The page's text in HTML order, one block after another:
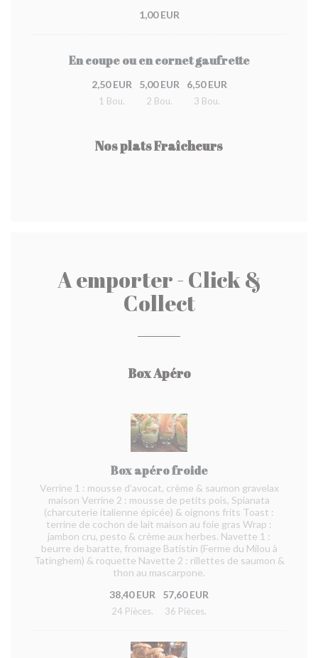
1,00 EUR
En coupe ou en cornet gaufrette
2,50 EUR
1 Bou.
5,00 EUR
2 Bou.
6,50 EUR
3 Bou.
Nos plats Fraîcheurs
A emporter - Click &
Collect
Box Apéro
Box apéro froide
Verrine 1 : mousse d'avocat, crème & saumon gravelax
maison Verrine 2 : mousse de petits pois, Spianata
(charcuterie italienne épicée) & oignons frits Toast :
terrine de cochon de lait maison au foie gras Wrap :
jambon cru, pesto & crème aux herbes. Navette 1 :
beurre de baratte, fromage Batistin (Ferme du Milou à
Tatinghem) & roquette Navette 2 : rillettes de saumon &
thon au mascarpone.
38,40 EUR
24 Pièces.
57,60 EUR
36 Pièces.